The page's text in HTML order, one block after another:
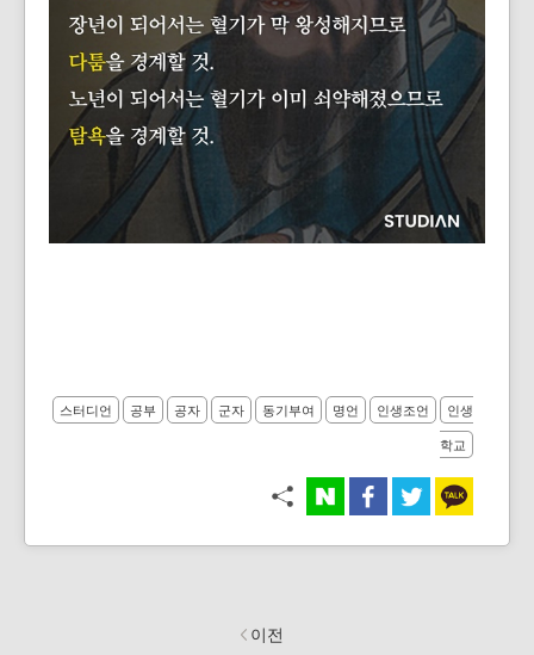
스터디언 공부 공자 군자 동기부여 명언 인생조언
인생
학교
이전